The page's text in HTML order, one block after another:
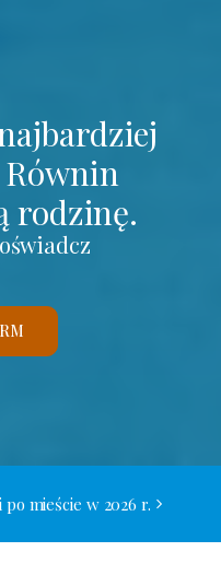
rodzinę.
mieście w 2026 r.